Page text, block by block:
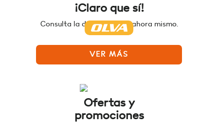
¡Claro que sí!
Consulta la disponibilidad ahora mismo.
VER MÁS
Ofertas y
promociones